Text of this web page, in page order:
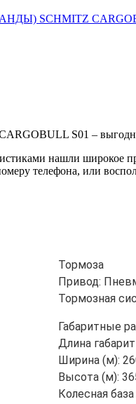
S01 –
нашли широкое
телефона, или
Тормоза
Привод:
Тормозная
Габаритные
Длина
Ширина (м):
Высота (м):
Колесная